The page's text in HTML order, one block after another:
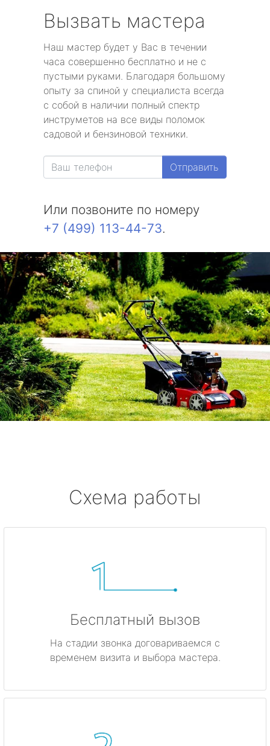
Вызвать мастера
Наш мастер будет у Вас в течении
часа совершенно бесплатно и не с
пустыми руками. Благодаря большому
опыту за спиной у специалиста всегда
с собой в наличии полный спектр
инструметов на все виды поломок
садовой и бензиновой техники.
Отправить
Или позвоните по номеру
+7 (499) 113-44-73.
Схема работы
Бесплатный вызов
На стадии звонка договариваемся с
временем визита и выбора мастера.